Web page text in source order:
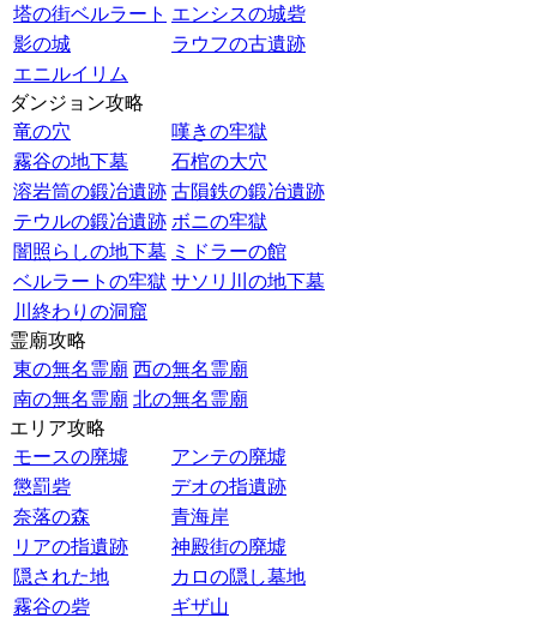
塔の街ベルラート エンシスの城砦
影の城
ラウフの古遺跡
エニルイリム
ダンジョン攻略
竜の穴
嘆きの牢獄
霧谷の地下墓
石棺の大穴
溶岩筒の鍛冶遺跡 古隕鉄の鍛冶遺跡
テウルの鍛冶遺跡 ボニの牢獄
闇照らしの地下墓 ミドラーの館
ベルラートの牢獄 サソリ川の地下墓
川終わりの洞窟
霊廟攻略
東の無名霊廟 西の無名霊廟
南の無名霊廟 北の無名霊廟
エリア攻略
モースの廃墟
アンテの廃墟
懲罰砦
デオの指遺跡
奈落の森
青海岸
リアの指遺跡
神殿街の廃墟
隠された地
カロの隠し墓地
霧谷の砦
ギザ山